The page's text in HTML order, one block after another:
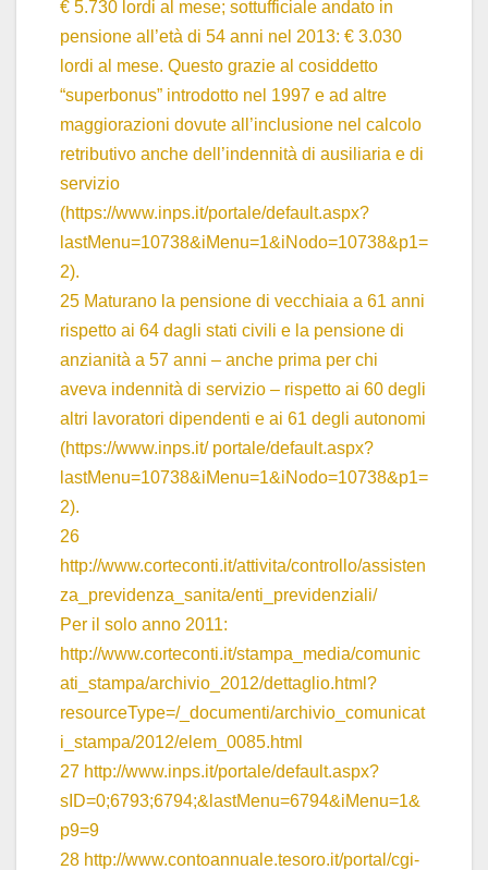
€ 5.730 lordi al mese; sottufficiale andato in
pensione all’età di 54 anni nel 2013: € 3.030
lordi al mese. Questo grazie al cosiddetto
“superbonus” introdotto nel 1997 e ad altre
maggiorazioni dovute all’inclusione nel calcolo
retributivo anche dell’indennità di ausiliaria e di
servizio
(https://www.inps.it/portale/default.aspx?
lastMenu=10738&iMenu=1&iNodo=10738&p1=
2).
25 Maturano la pensione di vecchiaia a 61 anni
rispetto ai 64 dagli stati civili e la pensione di
anzianità a 57 anni – anche prima per chi
aveva indennità di servizio – rispetto ai 60 degli
altri lavoratori dipendenti e ai 61 degli autonomi
(https://www.inps.it/ portale/default.aspx?
lastMenu=10738&iMenu=1&iNodo=10738&p1=
2).
26
http://www.corteconti.it/attivita/controllo/assisten
za_previdenza_sanita/enti_previdenziali/
Per il solo anno 2011:
http://www.corteconti.it/stampa_media/comunic
ati_stampa/archivio_2012/dettaglio.html?
resourceType=/_documenti/archivio_comunicat
i_stampa/2012/elem_0085.html
27 http://www.inps.it/portale/default.aspx?
sID=0;6793;6794;&lastMenu=6794&iMenu=1&
p9=9
28 http://www.contoannuale.tesoro.it/portal/cgi-